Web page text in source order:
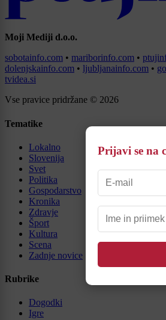
Moji Mediji d.o.o.
sobotainfo.com • mariborinfo.com •
dolenjskainfo.com • ljubljanainfo.com •
tvidea.si
Vse pravice pridržane © 2026
Tematike
Lokalno
Slovenija
Svet
Politika
Gospodarstvo
Kronika
Zdravje
Šport
Kultura
Scena
Zadnje novice
Rubrike
Dogodki
Igre
Prijavi se na